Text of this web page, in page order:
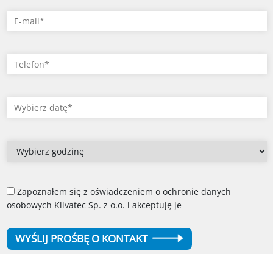
Zapoznałem się z oświadczeniem o ochronie danych
osobowych Klivatec Sp. z o.o. i akceptuję je
WYŚLIJ PROŚBĘ O KONTAKT